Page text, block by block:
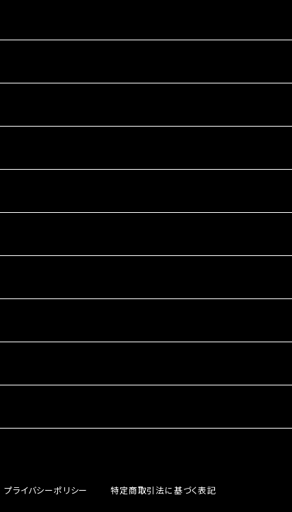
プライバシーポリシー 特定商取引法に基づく表記